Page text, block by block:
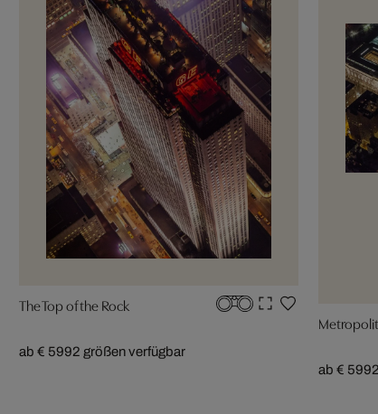
The Top of the Rock
ab € 5992 größen verfügbar
ab € 599